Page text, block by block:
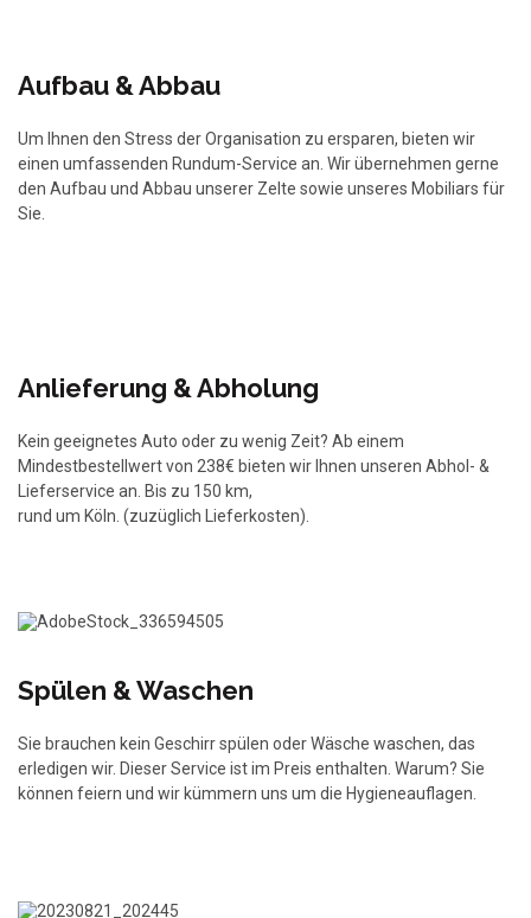
Aufbau &Abbau
Um Ihnen den Stress der Organisation zu ersparen, bieten wir
einen umfassenden Rundum-Service an. Wir übernehmen gerne
den Aufbau und Abbau unserer Zelte sowie unseres Mobiliars für
Sie.
Anlieferung & Abholung
Kein geeignetes Auto oder zu wenig Zeit? Ab einem
Mindestbestellwert von 238€ bieten wir Ihnen unseren Abhol- &
Lieferservice an. Bis zu 150 km,
rund um Köln. (zuzüglich Lieferkosten).
Spülen & Waschen
Sie brauchen kein Geschirr spülen oder Wäsche waschen, das
erledigen wir. Dieser Service ist im Preis enthalten. Warum? Sie
können feiern und wir kümmern uns um die Hygieneauflagen.